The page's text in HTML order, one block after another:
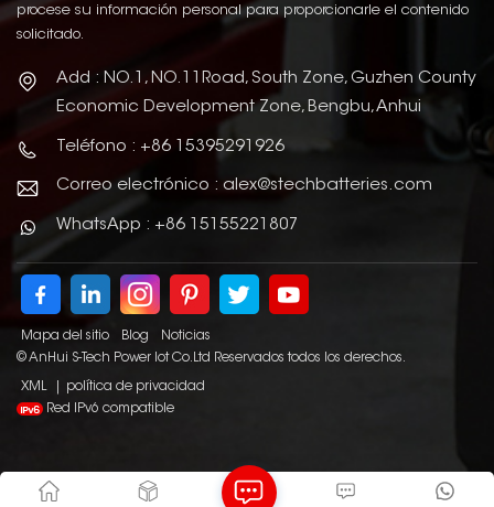
procese su información personal para proporcionarle el contenido
solicitado.
Add : NO.1, NO.11Road, South Zone, Guzhen County
Economic Development Zone, Bengbu, Anhui
Teléfono : +86 15395291926
Correo electrónico : alex@stechbatteries.com
WhatsApp : +86 15155221807
Mapa del sitio Blog
Noticias
© AnHui S-Tech Power Iot Co.Ltd Reservados todos los derechos.
XML
política de privacidad
Red IPv6 compatible